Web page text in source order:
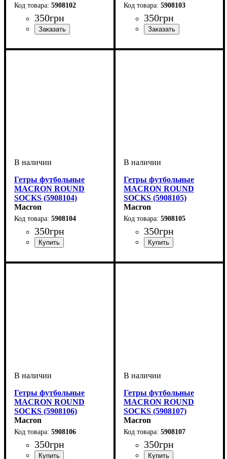
5908102
350грн
Унисекс, Мужской
5908103
350грн
Унисекс, Мужской
Гетры футбольные
MACRON ROUND
SOCKS (5908104)
Macron
5908104
350грн
Унисекс, Мужской
Гетры футбольные
MACRON ROUND
SOCKS (5908105)
Macron
5908105
350грн
Унисекс, Мужской
Гетры футбольные
MACRON ROUND
SOCKS (5908106)
Macron
5908106
350грн
Гетры футбольные
MACRON ROUND
SOCKS (5908107)
Macron
5908107
350грн